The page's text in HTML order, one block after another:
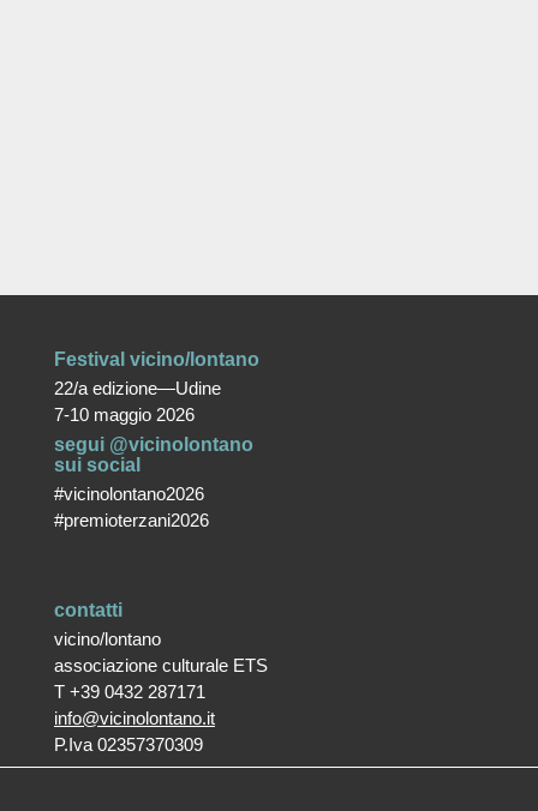
Festival vicino/lontano
22/a edizione—Udine
7-10 maggio 2026
segui @vicinolontano
sui social
#vicinolontano2026
#premioterzani2026
contatti
vicino/lontano
associazione culturale ETS
T +39 0432 287171
info@vicinolontano.it
P.Iva 02357370309